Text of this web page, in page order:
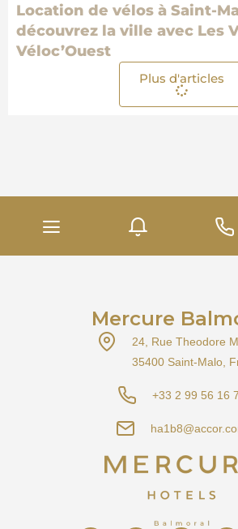
Location de vélos à Saint-
découvrez la ville avec Les
Véloc’Ouest
Plus d'articles
Mercure
24, Rue Theodore
35400 Saint-Malo,
+33 2 99 56 16